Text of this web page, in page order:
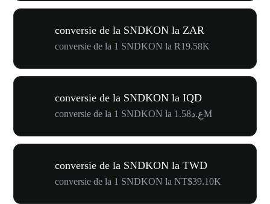
conversie de la SNDKON la ZAR
conversie de la 1 SNDKON la R19.58K
conversie de la SNDKON la IQD
conversie de la 1 SNDKON la ع.د1.58M
conversie de la SNDKON la TWD
conversie de la 1 SNDKON la NT$39.10K